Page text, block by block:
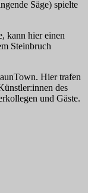
Säge) spielte
kann hier einen
Steinbruch
Hier trafen
des
und Gäste.